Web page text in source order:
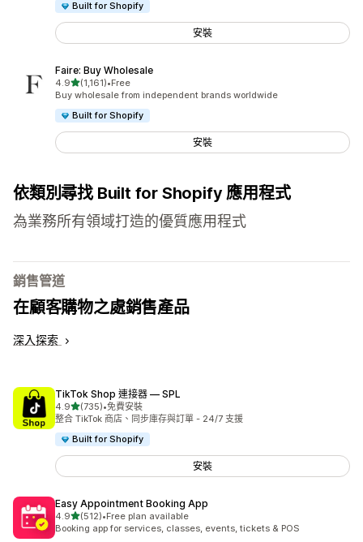
Built for Shopify
安裝
Faire: Buy Wholesale
4.9滿分 5 顆星
(1,161)
共有 1161 則評價
•Free
Buy wholesale from independent brands worldwide
Built for Shopify
安裝
依類別尋找 Built for Shopify 應用程式
為業務所有領域打造的優質應用程式
銷售管道
在顧客購物之處銷售產品
深入探索
TikTok Shop 連接器 — SPL
4.9滿分 5 顆星
(735)
共有 735 則評價
•免費安裝
整合 TikTok 商店、同步庫存與訂單 - 24/7 支援
Built for Shopify
安裝
Easy Appointment Booking App
4.9滿分 5 顆星
(512)
共有 512 則評價
•Free plan available
Booking app for services, classes, events, tickets & POS